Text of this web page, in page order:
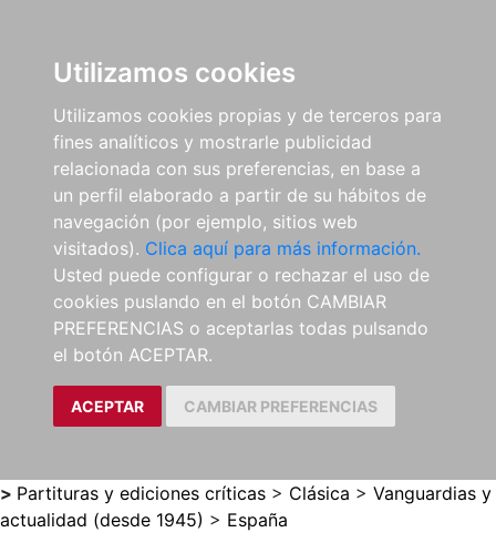
Utilizamos cookies
Utilizamos cookies propias y de terceros para
fines analíticos y mostrarle publicidad
relacionada con sus preferencias, en base a
un perfil elaborado a partir de su hábitos de
navegación (por ejemplo, sitios web
visitados). Clica aquí para más información.
Usted puede configurar o rechazar el uso de
cookies puslando en el botón CAMBIAR
PREFERENCIAS o aceptarlas todas pulsando
el botón ACEPTAR.
ACEPTAR CAMBIAR PREFERENCIAS
> Partituras y ediciones críticas > Clásica > Vanguardias y
actualidad (desde 1945) > España